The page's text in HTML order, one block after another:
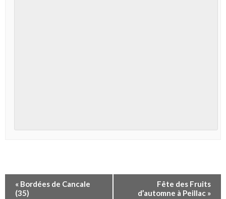
« Bordées de Cancale
(35)
Fête des Fruits
d’automne à Peillac »